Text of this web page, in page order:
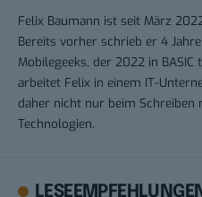
Felix Baumann ist seit März
Bereits vorher schrieb er 4
Mobilegeeks, der 2022 in
arbeitet Felix in einem IT-
daher nicht nur beim Schreiben
Technologien.